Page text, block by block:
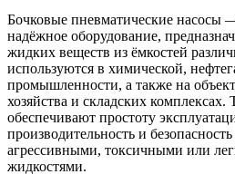
Бочковые пневматические насосы
надёжное оборудование,
жидких веществ из ёмкостей
используются в химической,
промышленности, а также на
хозяйства и складских комплексах.
обеспечивают простоту
производительность и
агрессивными, токсичными или
жидкостями.